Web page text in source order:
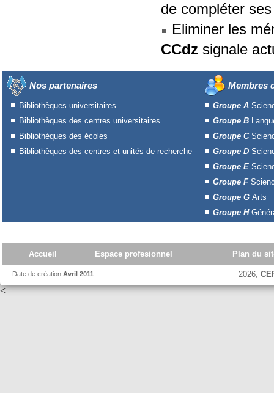
de compléter
Eliminer les
CCdz signale
Nos partenaires
Bibliothèques universitaires
Bibliothèques des centres universitaires
Bibliothèques des écoles
Bibliothèques des centres et unités de recherche
Membres
Groupe A
Groupe B
Groupe C
Groupe D
Groupe E
Groupe F
Groupe G Arts
Groupe H
Accueil Espace profesionnel Plan du
Date de création Avril 2011 2026,
<